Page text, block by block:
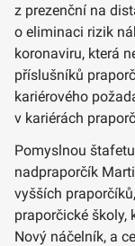
z prezenční na
o eliminaci rizik
koronaviru, která
příslušníků
kariérového
v kariérách
Pomyslnou
nadpraporčík
vyšších
praporčické školy,
Nový náčelník, a